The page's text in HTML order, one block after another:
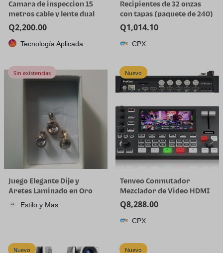
Camara de inspeccion 15
metros cable y lente dual
Q2,200.00
Tecnología Aplicada
Recipientes de 32 onzas
con tapas (paquete de 240)
a granel – Recipiente de
plástico de cuarto de galón
con tapa, desechable, 32
alimentos, recipiente alto
Q1,014.10
CPX
Sin existencias
Juego Elegante Dije y
Aretes Laminado en Oro
Estilo y Mas
Nuevo
Tenveo Conmutador
Mezclador de Video HDMI
4K60FPS, 4*SDI & 4*HDMI
Entrada, Conmutador de
Transmisión en Vivo de 5
1080P60FPS, Grabación de
Q8,288.00
CPX
Nuevo Nuevo